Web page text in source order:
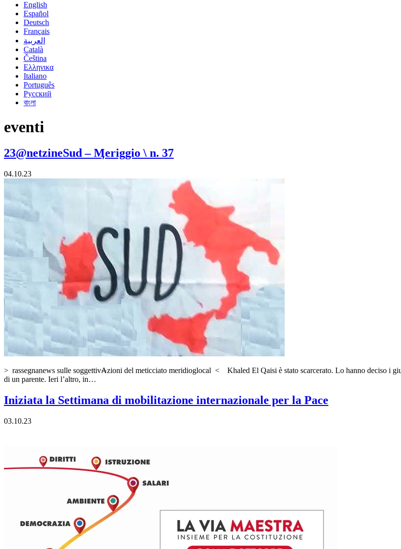
English
Español
Deutsch
Français
العربية
Català
Čeština
Ελληνικα
Italiano
Português
Русский
বাংলা
eventi
23@netzineSud – Ӎeriggio \ n. 37
04.10.23
> rassegnanews sulle soggettiv₳zioni del meticciato meridioglocal < Khaled El Qaisi è stato scarcerato. Lo hanno deciso i
di un parente. Ieri l’altro, in…
Iniziata la Settimana di mobilitazione internazionale per la Pace
03.10.23